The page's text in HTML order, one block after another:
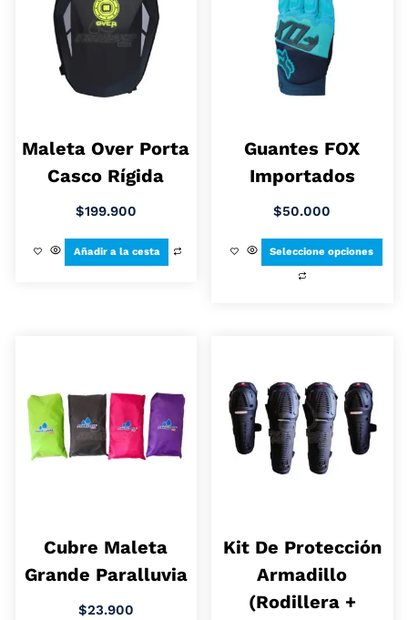
Maleta Over Porta
Casco Rígida
$199.900
Añadir a la cesta
Guantes FOX
Importados
$50.000
Seleccione opciones
Cubre Maleta
Grande Paralluvia
$23.900
Kit De Protección
Armadillo
(Rodillera +